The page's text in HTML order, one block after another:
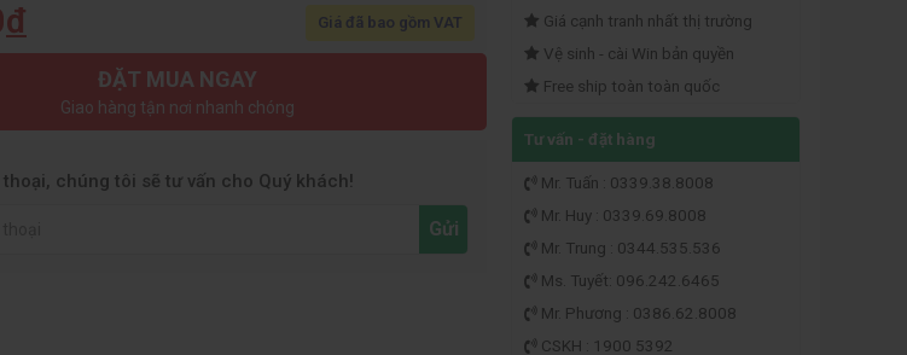
Giá cạnh tranh nhất thị trường
Vệ sinh - cài Win bản quyền
Free ship toàn toàn quốc
Tư vấn - đặt hàng
Mr. Tuấn : 0339.38.8008
Mr. Huy : 0339.69.8008
Mr. Trung : 0344.535.536
Ms. Tuyết: 096.242.6465
Mr. Phương : 0386.62.8008
CSKH : 1900 5392
đ Giá đã bao gồm VAT
ĐẶT MUA NGAY
Giao hàng tận nơi nhanh chóng
chúng tôi sẽ tư vấn cho Quý khách!
Gửi